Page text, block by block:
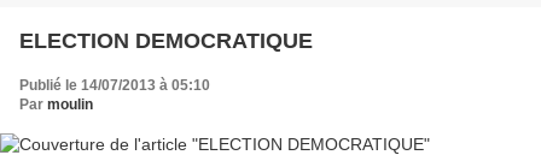
ELECTION DEMOCRATIQUE
Publié le 14/07/2013 à 05:10
Par moulin